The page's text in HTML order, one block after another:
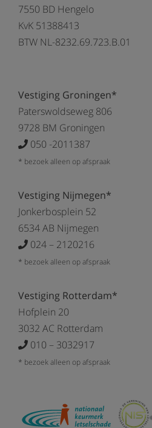
7550 BD Hengelo
KvK 51388413
BTW NL-8232.69.723.B.01
Vestiging Groningen*
Paterswoldseweg 806
9728 BM Groningen
050 -2011387
* bezoek alleen op afspraak
Vestiging Nijmegen*
Jonkerbosplein 52
6534 AB Nijmegen
024 – 2120216
* bezoek alleen op afspraak
Vestiging Rotterdam*
Hofplein 20
3032 AC Rotterdam
010 – 3032917
* bezoek alleen op afspraak